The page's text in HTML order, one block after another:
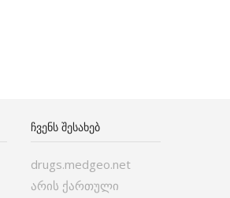
ᲩᲕᲔᲜᲡ ᲨᲔᲡᲐᲮᲔᲑ
drugs.medgeo.net
არის ქართული